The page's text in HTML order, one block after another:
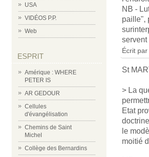
USA
VIDÉOS P.P.
Web
ESPRIT
Amérique : WHERE
PETER IS
AR GEDOUR
Cellules
d'évangélisation
Chemins de Saint
Michel
Collège des Bernardins
NB -
paille",
servent
Écrit
St
> La
Etat
le
moitié